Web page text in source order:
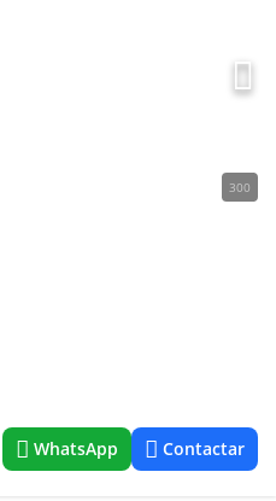
300
WhatsApp Contactar